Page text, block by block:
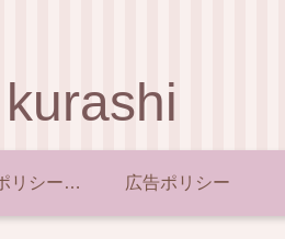
プライバシーポリシー・免責事項 広告ポリシー